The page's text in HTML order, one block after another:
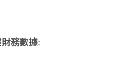
務數據: